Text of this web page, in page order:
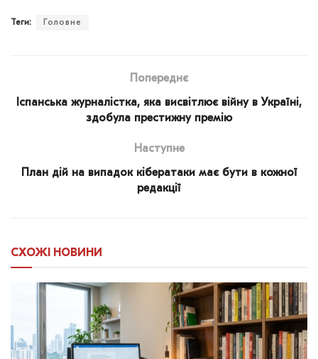
Теги: Головне
Попереднє
Іспанська журналістка, яка висвітлює війну в Україні,
здобула престижну премію
Наступне
План дій на випадок кібератаки має бути в кожної
редакції
СХОЖІ НОВИНИ